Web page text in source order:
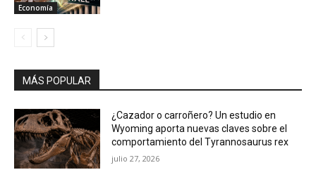
Economía
MÁS POPULAR
¿Cazador o carroñero? Un estudio en
Wyoming aporta nuevas claves sobre el
comportamiento del Tyrannosaurus rex
julio 27, 2026